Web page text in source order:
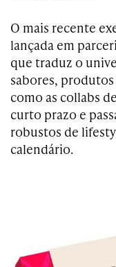
O mais recente
lançada em
que traduz o
sabores,
como as collabs
curto prazo e
robustos de
calendário.